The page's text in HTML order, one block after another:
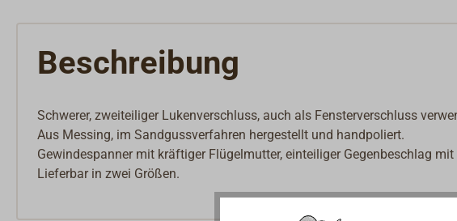
Beschreibung
Schwerer, zweiteiliger Lukenverschluss, auch als Fensterverschluss
Aus Messing, im Sandgussverfahren hergestellt und handpoliert.
Gewindespanner mit kräftiger Flügelmutter, einteiliger Gegenbeschlag mit
Lieferbar in zwei Größen.